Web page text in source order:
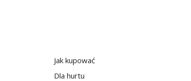
Jak kupować
Dla hurtu